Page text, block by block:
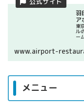
羽
ア
東
ル
ー
www.airport-
メニュー